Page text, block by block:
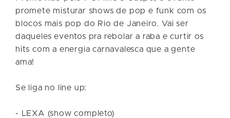
promete misturar shows de pop e funk com os
blocos mais pop do Rio de Janeiro. Vai ser
daqueles eventos pra rebolar a raba e curtir os
hits com a energia carnavalesca que a gente
ama!
Se liga no line up:
- LEXA (show completo)